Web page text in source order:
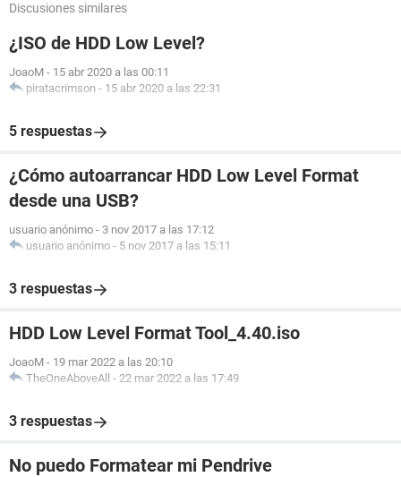
Discusiones similares
¿ISO de HDD Low Level?
JoaoM - 15 abr 2020 a las 00:11
piratacrimson - 15 abr 2020 a las 22:31
5 respuestas
¿Cómo autoarrancar HDD Low Level Format
desde una USB?
usuario anónimo - 3 nov 2017 a las 17:12
usuario anónimo - 5 nov 2017 a las 15:11
3 respuestas
HDD Low Level Format Tool_4.40.iso
JoaoM - 19 mar 2022 a las 20:10
TheOneAboveAll - 22 mar 2022 a las 17:49
3 respuestas
No puedo Formatear mi Pendrive